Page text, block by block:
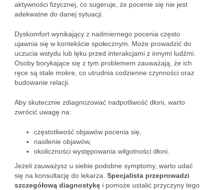
aktywności fizycznej, co sugeruje, że pocenie się nie jest
adekwatne do danej sytuacji.
Dyskomfort wynikający z nadmiernego pocenia często
ujawnia się w kontekście społecznym. Może prowadzić do
uczucia wstydu lub lęku przed interakcjami z innymi ludźmi.
Osoby borykające się z tym problemem zauważają, że ich
ręce są stale mokre, co utrudnia codzienne czynności oraz
budowanie relacji.
Aby skutecznie zdiagnozować nadpotliwość dłoni, warto
zwrócić uwagę na:
częstotliwość objawów pocenia się,
nasilenie objawów,
okoliczności występowania wilgotności dłoni.
Jeżeli zauważysz u siebie podobne symptomy, warto udać
się na konsultację do lekarza. Specjalista przeprowadzi
szczegółową diagnostykę i pomoże ustalić przyczyny tego